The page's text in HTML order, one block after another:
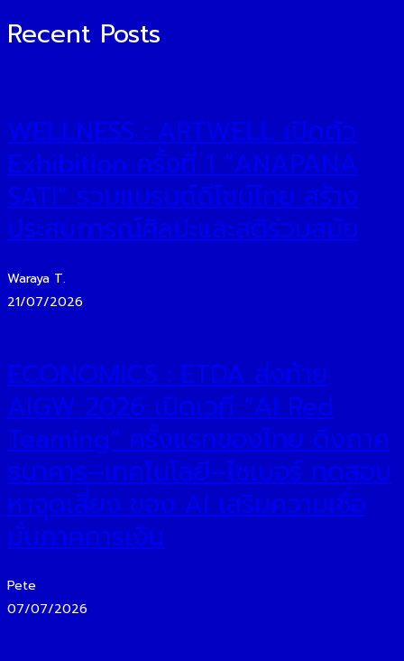
Recent Posts
WELLNESS : ARTWELL เปิดตัว
Exhibition ครั้งที่ 1 “ANAPANA
SATI” รวมแบรนด์ดีไซน์ไทย สร้าง
ประสบการณ์ศิลปะและสติร่วมสมัย
Waraya T.
21/07/2026
ECONOMICS : ETDA ส่งท้าย
AIGW 2026 เปิดเวที “AI Red
Teaming” ครั้งแรกของไทย ดึงภาค
ธนาคาร–เทคโนโลยี–ไซเบอร์ ทดสอบ
หาจุดเสี่ยง ของ AI เสริมความเชื่อ
มั่นภาคการเงิน
Pete
07/07/2026